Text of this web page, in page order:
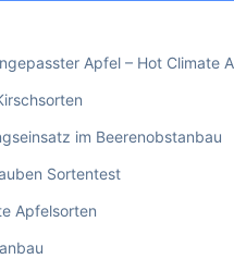
Apfel – Hot Climate
im Beerenobstanbau
Sortentest
Apfelsorten